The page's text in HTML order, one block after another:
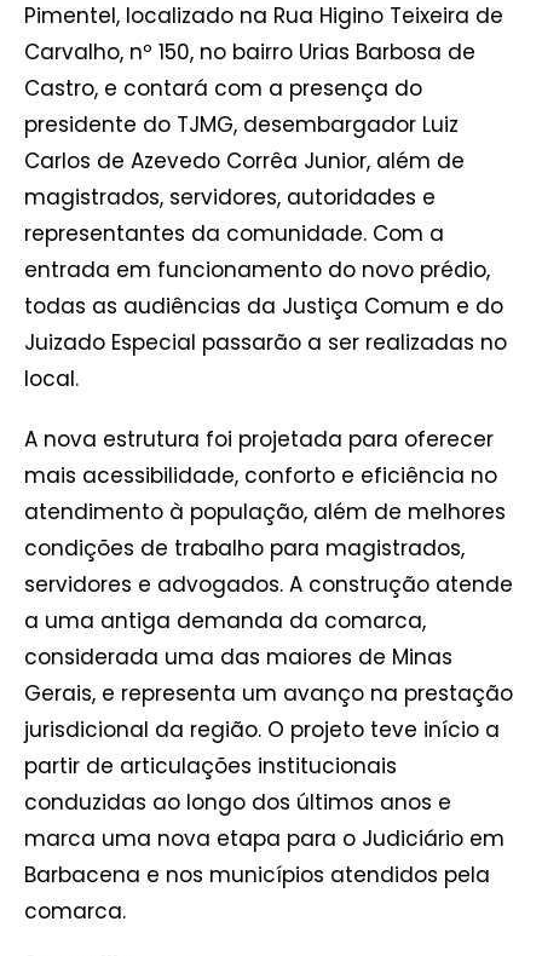
Pimentel, localizado na Rua Higino Teixeira de
Carvalho, nº 150, no bairro Urias Barbosa de
Castro, e contará com a presença do
presidente do TJMG, desembargador Luiz
Carlos de Azevedo Corrêa Junior, além de
magistrados, servidores, autoridades e
representantes da comunidade. Com a
entrada em funcionamento do novo prédio,
todas as audiências da Justiça Comum e do
Juizado Especial passarão a ser realizadas no
local.
A nova estrutura foi projetada para oferecer
mais acessibilidade, conforto e eficiência no
atendimento à população, além de melhores
condições de trabalho para magistrados,
servidores e advogados. A construção atende
a uma antiga demanda da comarca,
considerada uma das maiores de Minas
Gerais, e representa um avanço na prestação
jurisdicional da região. O projeto teve início a
partir de articulações institucionais
conduzidas ao longo dos últimos anos e
marca uma nova etapa para o Judiciário em
Barbacena e nos municípios atendidos pela
comarca.